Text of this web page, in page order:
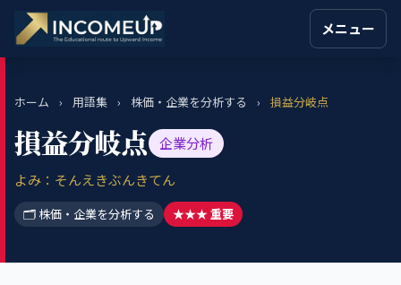
メニュー
ホーム › 用語集 › 株価・企業を分析する › 損益分岐点
損益分岐点
企業分析
よみ：そんえきぶんきてん
🗂 株価・企業を分析する ★★★ 重要